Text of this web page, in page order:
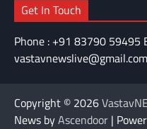
Get In Touch
Phone : +91 83790 59495
vastavnewslive@gmail.com
Copyright © 2026
News byAscendoor |